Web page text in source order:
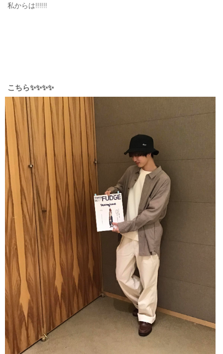
私からは‼️‼️‼️
こちら✨✨✨✨